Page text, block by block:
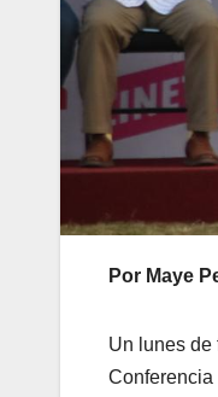
Por Maye
Un lunes de